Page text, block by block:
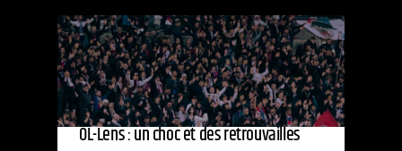
OL-Lens : un choc et des retrouvailles